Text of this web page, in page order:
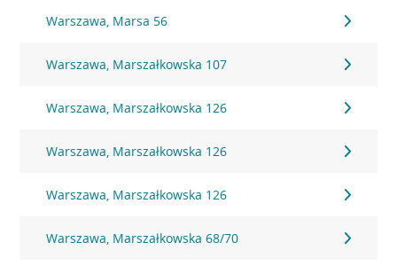
Warszawa, Marsa 56
Warszawa, Marszałkowska 107
Warszawa, Marszałkowska 126
Warszawa, Marszałkowska 126
Warszawa, Marszałkowska 126
Warszawa, Marszałkowska 68/70